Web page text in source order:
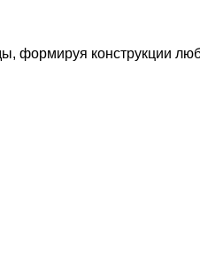
формируя конструкции